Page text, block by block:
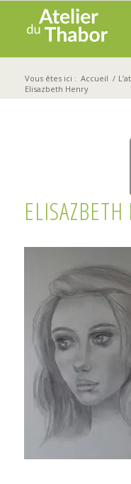
Vous êtes ici : Accueil /
Elisazbeth Henry